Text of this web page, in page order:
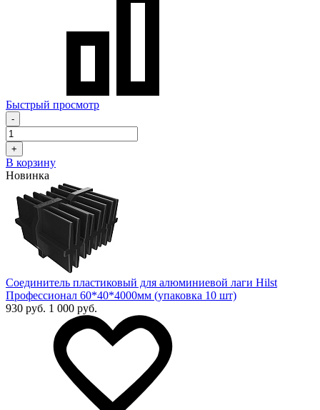
Быстрый просмотр
-
+
В корзину
Новинка
Соединитель пластиковый для алюминиевой лаги Hilst
Профессионал 60*40*4000мм (упаковка 10 шт)
930 руб. 1 000 руб.